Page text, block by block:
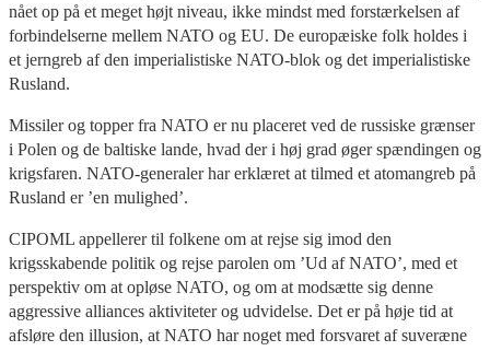
nået op på et meget højt niveau, ikke mindst med forstærkelsen af
forbindelserne mellem NATO og EU. De europæiske folk holdes i
et jerngreb af den imperialistiske NATO-blok og det imperialistiske
Rusland.
Missiler og topper fra NATO er nu placeret ved de russiske grænser
i Polen og de baltiske lande, hvad der i høj grad øger spændingen og
krigsfaren. NATO-generaler har erklæret at tilmed et atomangreb på
Rusland er ’en mulighed’.
CIPOML appellerer til folkene om at rejse sig imod den
krigsskabende politik og rejse parolen om ’Ud af NATO’, med et
perspektiv om at opløse NATO, og om at modsætte sig denne
aggressive alliances aktiviteter og udvidelse. Det er på høje tid at
afsløre den illusion, at NATO har noget med forsvaret af suveræne